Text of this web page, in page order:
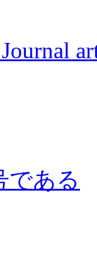
である